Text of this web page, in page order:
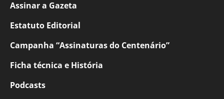
Assinar a Gazeta
Estatuto Editorial
Campanha “Assinaturas do Centenário”
Ficha técnica e História
Podcasts